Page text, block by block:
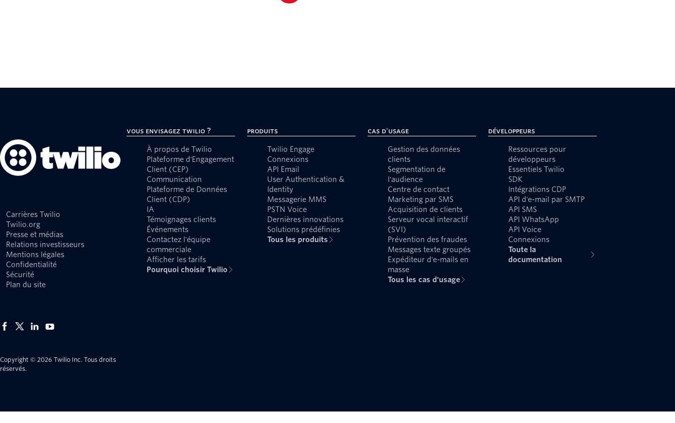
Carrières Twilio
Twilio.org
Presse et médias
Relations investisseurs
Mentions légales
Confidentialité
Sécurité
Plan du site
Copyright © 2026 Twilio Inc. Tous droits
réservés.
Vous envisagez Twilio ?
À propos de Twilio
Plateforme d'Engagement
Client (CEP)
Communication
Plateforme de Données
Client (CDP)
IA
Témoignages clients
Événements
Contactez l'équipe
commerciale
Afficher les tarifs
Pourquoi choisir Twilio
Produits
Twilio Engage
Connexions
API Email
User Authentication &
Identity
Messagerie MMS
PSTN Voice
Dernières innovations
Solutions prédéfinies
Tous les produits
Cas d'usage
Gestion des données
clients
Segmentation de
l'audience
Centre de contact
Marketing par SMS
Acquisition de clients
Serveur vocal interactif
(SVI)
Prévention des fraudes
Messages texte groupés
Expéditeur d'e-mails en
masse
Tous les cas d'usage
Développeurs
Ressources pour
développeurs
Essentiels Twilio
SDK
Intégrations CDP
API d'e-mail par SMTP
API SMS
API WhatsApp
API Voice
Connexions
Toute la
documentation